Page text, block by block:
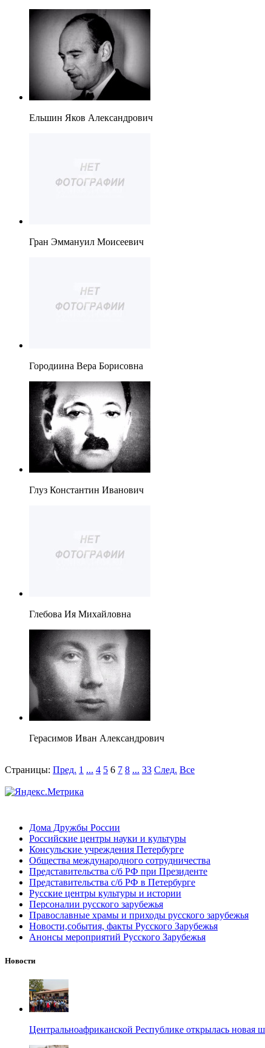
Ельшин Яков Александрович
Гран Эммануил Моисеевич
Городиина Вера Борисовна
Глуз Константин Иванович
Глебова Ия Михайловна
Герасимов Иван Александрович
Страницы: Пред. 1 ... 4 5 6 7 8 ... 33 След. Все
Дома Дружбы России
Российские центры науки и культуры
Консульские учреждения Петербурге
Общества международного сотрудничества
Представительства с/б РФ при Президенте
Представительства с/б РФ в Петербурге
Русские центры культуры и истории
Персоналии русского зарубежья
Православные храмы и приходы русского зарубежья
Новости,события, факты Русского Зарубежья
Анонсы мероприятий Русского Зарубежья
Новости
Центральноафриканской Республике открылась новая